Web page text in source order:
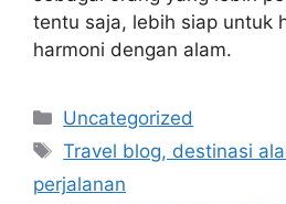
tentu saja, lebih siap untuk
harmoni dengan alam.
Categories
Uncategorized
Tags
Travel blog, destinasi
perjalanan